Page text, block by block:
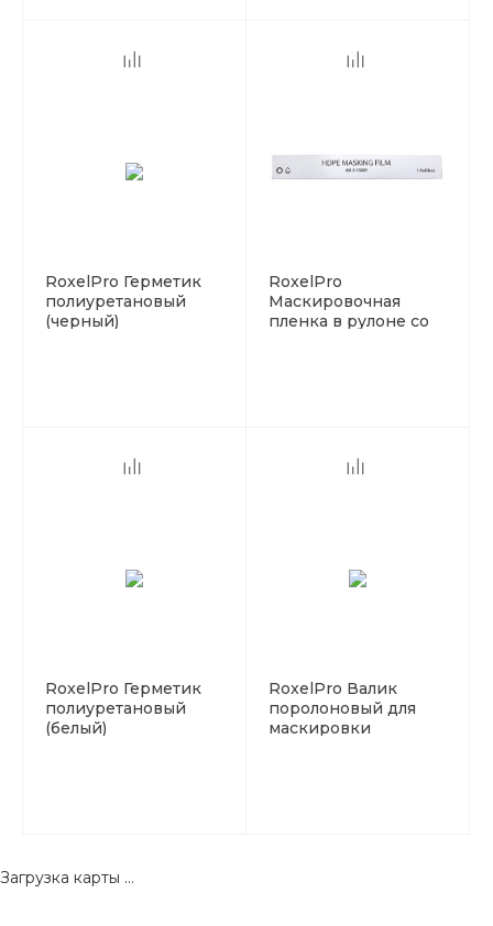
RoxelPro Герметик
полиуретановый
(черный)
RoxelPro
Маскировочная
пленка в рулоне со
RoxelPro Герметик
полиуретановый
(белый)
RoxelPro Валик
поролоновый для
маскировки
Загрузка карты ...